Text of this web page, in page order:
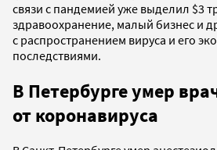
связи с пандемией уже выделил $3
здравоохранение, малый бизнес и
с распространением вируса и его
последствиями.
В Петербурге умер
от коронавируса